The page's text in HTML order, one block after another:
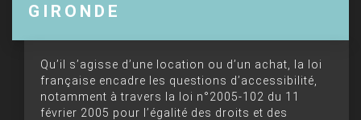
GIRONDE
Qu’il s’agisse d’une location ou d’un achat, la loi
française encadre les questions d’accessibilité,
notamment à travers la loi n°2005-102 du 11
février 2005 pour l’égalité des droits et des